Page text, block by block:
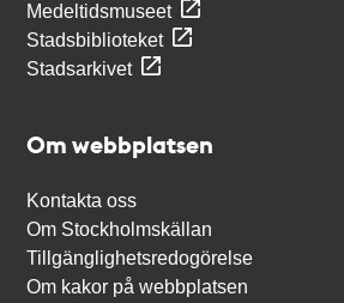
Medeltidsmuseet
Stadsbiblioteket
Stadsarkivet
Om webbplatsen
Kontakta oss
Om Stockholmskällan
Tillgänglighetsredogörelse
Om kakor på webbplatsen